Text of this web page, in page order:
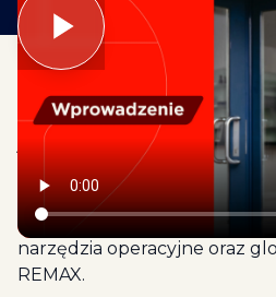
Witamy w prezentacji
sekcji pokazujemy, dlaczego
jak działamy na polskim
otwiera przed Tobą praca
nieruchomości. Przejdź
poznać nasz model,
narzędzia operacyjne oraz
REMAX.